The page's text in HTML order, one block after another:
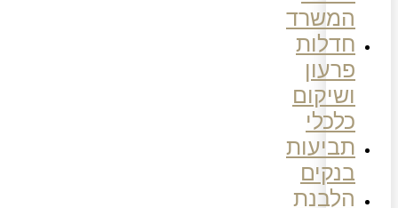
המשרד
חדלות
פרעון
ושיקום
כלכלי
תביעות
בנקים
הלבנת